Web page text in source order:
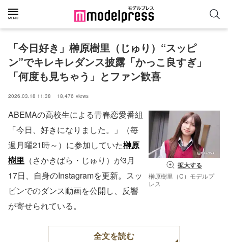
「今日好き」榊原樹里（じゅり）“スッピ
ン”でキレキレダンス披露「かっこ良すぎ」
「何度も見ちゃう」とファン歓喜
2026.03.18 11:38 18,476 views
拡大する
榊原樹里（C）モデルプ
レス
ABEMAの高校生による青春恋愛番組
「今日、好きになりました。」（毎
週月曜21時～）に参加していた榊原
樹里 （さかきばら・じゅり）が3月
17日、自身のInstagramを更新。スッ
ピンでのダンス動画を公開し、反響
が寄せられている。
全文を読む